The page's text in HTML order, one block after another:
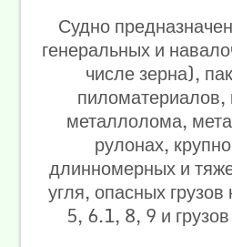
Судно
генеральных и
числе зерна),
пиломатериалов,
металлолома,
рулонах,
длинномерных и
угля, опасных
5, 6.1, 8, 9 и